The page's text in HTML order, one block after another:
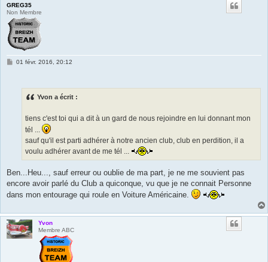
GREG35
Non Membre
M01 févr. 2016, 20:12
Yvon a écrit :
tiens c'est toi qui a dit à un gard de nous rejoindre en lui donnant mon
tél ...
sauf qu'il est parti adhérer à notre ancien club, club en perdition, il a
voulu adhérer avant de me tél ...
Ben...Heu..., sauf erreur ou oublie de ma part, je ne me souvient pas
encore avoir parlé du Club a quiconque, vu que je ne connait Personne
dans mon entourage qui roule en Voiture Américaine.
Yvon
Membre ABC